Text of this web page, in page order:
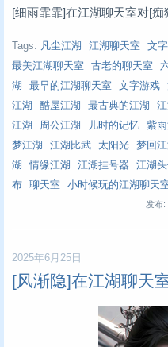
[细雨霏霏]在江湖聊天室对[
Tags: 凡尘江湖 江湖聊天室 文
最美江湖聊天室
古老的聊天室
湖
最早的江湖聊天室 文字游戏
江湖
酷屋江湖 最古典的江湖
江湖
周公江湖 儿时的记忆 紫
梦江湖
江湖比武 太阳光 梦回江
湖
情缘江湖 江湖挂号器 江湖
布
聊天室 小时候玩的江湖聊天
发布:
2025年6月25日
[风渐隐]在江湖聊天